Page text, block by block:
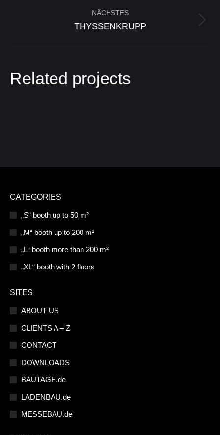
NÄCHSTES
Next
THYSSENKRUPP
Related projects
CATEGORIES
„S“ booth up to 50 m²
„M“ booth up to 200 m²
„L“ booth more than 200 m²
„XL“ booth with 2 floors
SITES
ABOUT US
CLIENTS A – Z
CONTACT
DOWNLOADS
BAUTAGE.de
LADENBAU.de
MESSEBAU.de